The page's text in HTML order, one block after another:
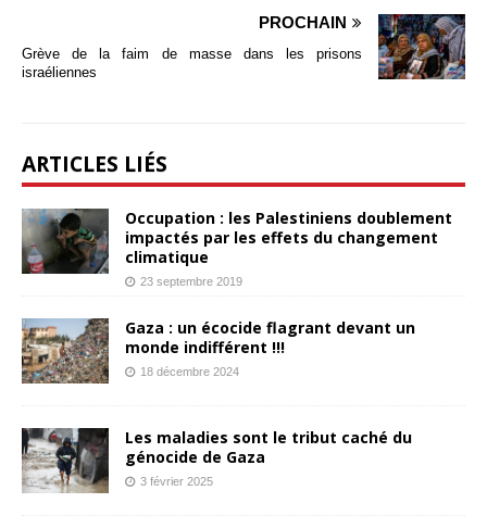
PROCHAIN
Grève de la faim de masse dans les prisons
israéliennes
ARTICLES LIÉS
Occupation : les Palestiniens doublement
impactés par les effets du changement
climatique
23 septembre 2019
Gaza : un écocide flagrant devant un
monde indifférent !!!
18 décembre 2024
Les maladies sont le tribut caché du
génocide de Gaza
3 février 2025